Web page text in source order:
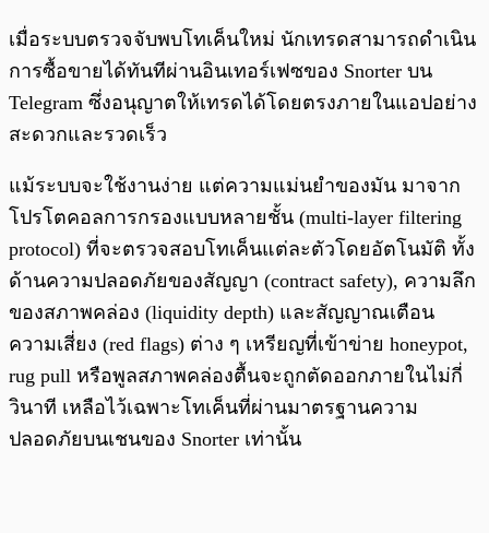
เมื่อระบบตรวจจับพบโทเค็นใหม่ นักเทรดสามารถดำเนิน
การซื้อขายได้ทันทีผ่านอินเทอร์เฟซของ Snorter บน
Telegram ซึ่งอนุญาตให้เทรดได้โดยตรงภายในแอปอย่าง
สะดวกและรวดเร็ว
แม้ระบบจะใช้งานง่าย แต่ความแม่นยำของมัน มาจาก
โปรโตคอลการกรองแบบหลายชั้น (multi-layer filtering
protocol) ที่จะตรวจสอบโทเค็นแต่ละตัวโดยอัตโนมัติ ทั้ง
ด้านความปลอดภัยของสัญญา (contract safety), ความลึก
ของสภาพคล่อง (liquidity depth) และสัญญาณเตือน
ความเสี่ยง (red flags) ต่าง ๆ เหรียญที่เข้าข่าย honeypot,
rug pull หรือพูลสภาพคล่องตื้นจะถูกตัดออกภายในไม่กี่
วินาที เหลือไว้เฉพาะโทเค็นที่ผ่านมาตรฐานความ
ปลอดภัยบนเชนของ Snorter เท่านั้น